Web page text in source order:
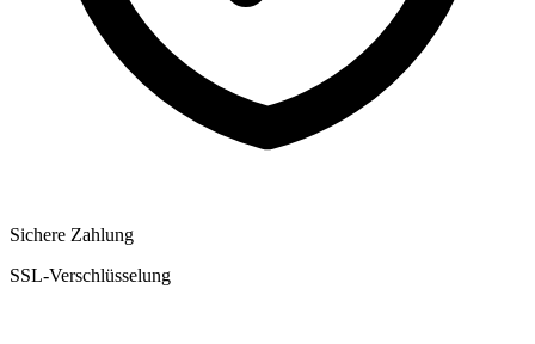
Sichere Zahlung
SSL-Verschlüsselung